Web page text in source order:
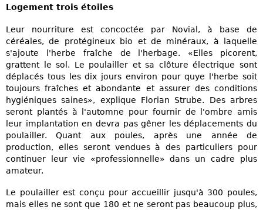
Logement trois étoiles
Leur nourriture est concoctée par Novial, à base de
céréales, de protégineux bio et de minéraux, à laquelle
s'ajoute l'herbe fraîche de l'herbage. «Elles picorent,
grattent le sol. Le poulailler et sa clôture électrique sont
déplacés tous les dix jours environ pour quye l'herbe soit
toujours fraîches et abondante et assurer des conditions
hygiéniques saines», explique Florian Strube. Des arbres
seront plantés à l'automne pour fournir de l'ombre amis
leur implantation en devra pas gêner les déplacements du
poulailler. Quant aux poules, après une année de
production, elles seront vendues à des particuliers pour
continuer leur vie «professionnelle» dans un cadre plus
amateur.
Le poulailler est conçu pour accueillir jusqu'à 300 poules,
mais elles ne sont que 180 et ne seront pas beaucoup plus,